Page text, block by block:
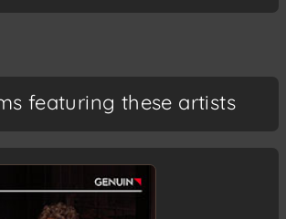
featuring these artists